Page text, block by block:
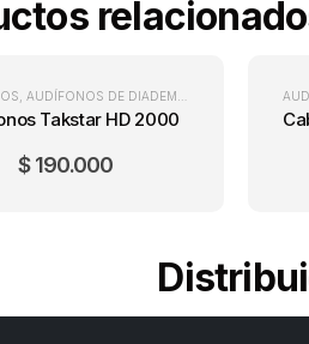
AUDÍFONOS DE DIADEMA AUDIO /
Takstar HD 2000
$190.000